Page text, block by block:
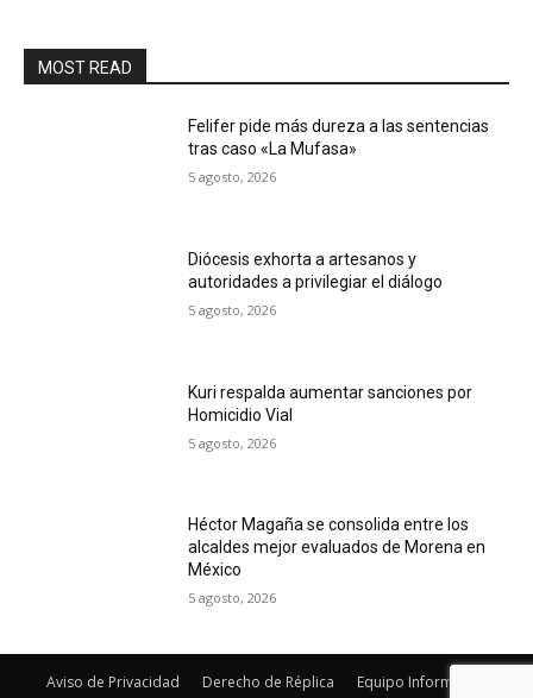
MOST READ
Felifer pide más dureza a las sentencias
tras caso «La Mufasa»
5 agosto, 2026
Diócesis exhorta a artesanos y
autoridades a privilegiar el diálogo
5 agosto, 2026
Kuri respalda aumentar sanciones por
Homicidio Vial
5 agosto, 2026
Héctor Magaña se consolida entre los
alcaldes mejor evaluados de Morena en
México
5 agosto, 2026
Aviso de Privacidad Derecho de Réplica Equipo Informativo